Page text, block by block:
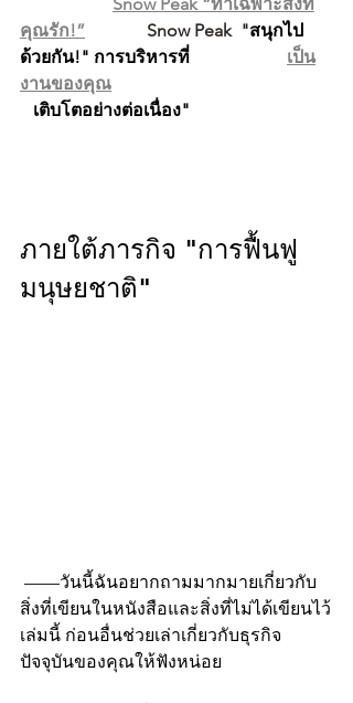
คุณรัก!”
              Snow Peak  "
สนุกไป
ด้วยกัน!" การบริหารที่
เป็น
งานของคุณ
เติบโตอย่างต่อเนื่อง"
ภายใต้ภารกิจ "การฟื้นฟู
มนุษยชาติ"
——วันนี้ฉันอยากถามมากมายเกี่ยวกับ
สิ่งที่เขียนในหนังสือและสิ่งที่ไม่ได้เขียนไว้
เล่มนี้ ก่อนอื่นช่วยเล่าเกี่ยวกับธุรกิจ
ปัจจุบันของคุณให้ฟังหน่อย